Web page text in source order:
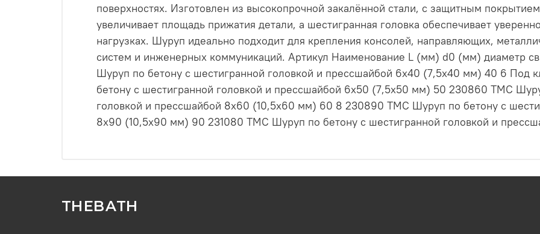
поверхностях. Изготовлен из высокопрочной закалённой стали, с защитным
увеличивает площадь прижатия детали, а шестигранная головка обеспечивает
нагрузках. Шуруп идеально подходит для крепления консолей, направляющих,
систем и инженерных коммуникаций. Артикул Наименование L (мм) d0 (мм) диаметр
Шуруп по бетону с шестигранной головкой и прессшайбой 6х40 (7,5х40 мм) 40 6 Под
бетону с шестигранной головкой и прессшайбой 6х50 (7,5х50 мм) 50 230860 ТМС
головкой и прессшайбой 8х60 (10,5х60 мм) 60 8 230890 ТМС Шуруп по бетону с
8х90 (10,5х90 мм) 90 231080 ТМС Шуруп по бетону с шестигранной головкой и
THEBATH